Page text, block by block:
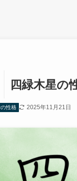
四緑木星の
性格 2025年11月21日